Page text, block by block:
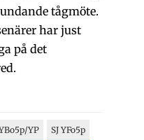
tågmöte.
har just
på det
YP SJ YFo5p